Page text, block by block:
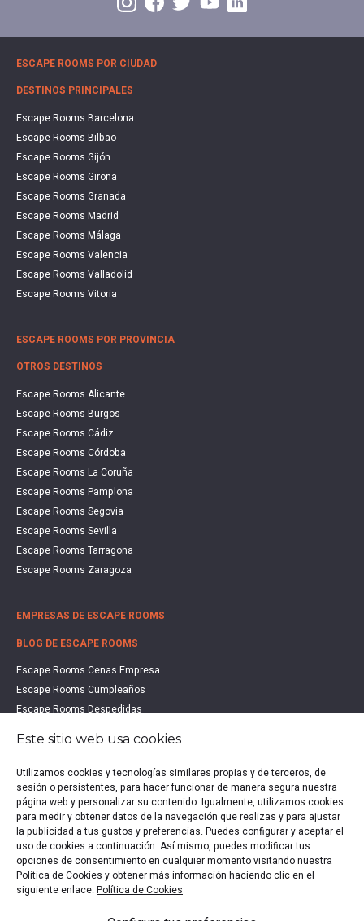
ESCAPE ROOMS POR CIUDAD
DESTINOS PRINCIPALES
Escape Rooms Barcelona
Escape Rooms Bilbao
Escape Rooms Gijón
Escape Rooms Girona
Escape Rooms Granada
Escape Rooms Madrid
Escape Rooms Málaga
Escape Rooms Valencia
Escape Rooms Valladolid
Escape Rooms Vitoria
ESCAPE ROOMS POR PROVINCIA
OTROS DESTINOS
Escape Rooms Alicante
Escape Rooms Burgos
Escape Rooms Cádiz
Escape Rooms Córdoba
Escape Rooms La Coruña
Escape Rooms Pamplona
Escape Rooms Segovia
Escape Rooms Sevilla
Escape Rooms Tarragona
Escape Rooms Zaragoza
EMPRESAS DE ESCAPE ROOMS
BLOG DE ESCAPE ROOMS
Escape Rooms Cenas Empresa
Escape Rooms Cumpleaños
Escape Rooms Despedidas
Escape Rooms Familias
Escape Rooms Halloween
Escape Rooms San Valentín
Estudio de Mercado Escape Rooms 2021
Qué es un Escape Room
Qué es un Hall Escape
Este sitio web usa cookies
Utilizamos cookies y tecnologías similares propias y de terceros, de
sesión o persistentes, para hacer funcionar de manera segura nuestra
página web y personalizar su contenido. Igualmente, utilizamos cookies
para medir y obtener datos de la navegación que realizas y para ajustar
la publicidad a tus gustos y preferencias. Puedes configurar y aceptar el
uso de cookies a continuación. Así mismo, puedes modificar tus
opciones de consentimiento en cualquier momento visitando nuestra
Política de Cookies y obtener más información haciendo clic en el
siguiente enlace. Política de Cookies